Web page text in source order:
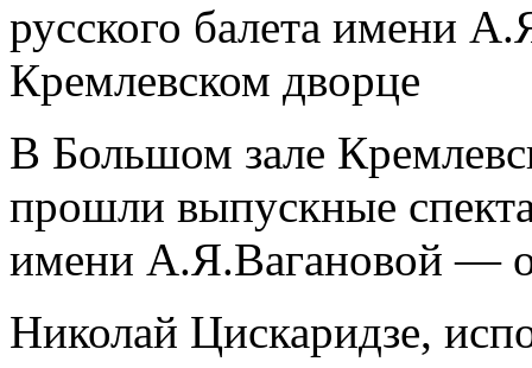
русского балета имени
Кремлевском дворце
В Большом зале
прошли выпускные
имени А.Я.Вагановой —
Николай Цискаридзе,